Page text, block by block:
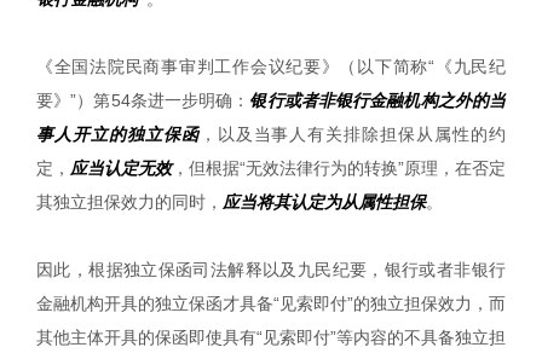
《全国法院民商事审判工作会议纪要》（以下简称“《九民纪
要》”）第54条进一步明确： 银行或者非银行金融机构之外的当
事人开立的独立保函，以及当事人有关排除担保从属性的约
定， 应当认定无效，但根据“无效法律行为的转换”原理，在否定
其独立担保效力的同时， 应当将其认定为从属性担保。
因此，根据独立保函司法解释以及九民纪要，银行或者非银行
金融机构开具的独立保函才具备“见索即付”的独立担保效力，而
其他主体开具的保函即使具有“见索即付”等内容的不具备独立担